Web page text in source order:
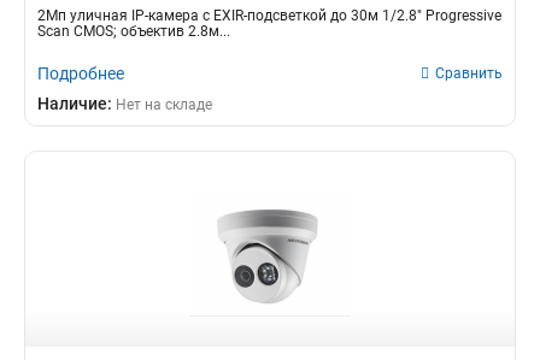
2Мп уличная IP-камера с EXIR-подсветкой до 30м 1/2.8" Progressive
Scan CMOS; объектив 2.8м...
Подробнее Сравнить
Наличие: Нет на складе